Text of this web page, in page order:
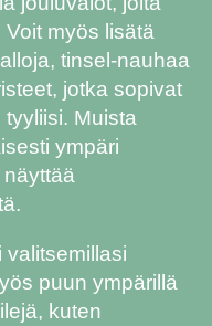
myös lisätä
tinsel-nauhaa
jotka sopivat
Muista
ympäri
valitsemillasi
puun ympärillä
kuten